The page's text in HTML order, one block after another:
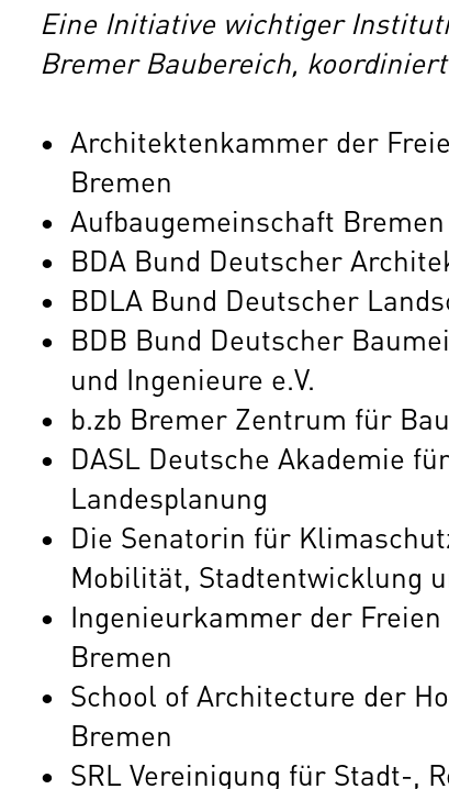
Eine Initiative wichtiger
Bremer Baubereich,
Architektenkammer der
Bremen
Aufbaugemeinschaft Bremen
BDA Bund Deutscher
BDLA Bund Deutscher
BDB Bund Deutscher
und Ingenieure e.V.
b.zb Bremer Zentrum für
DASL Deutsche Akademie
Landesplanung
Die Senatorin für
Mobilität, Stadtentwicklung
Ingenieurkammer der
Bremen
School of Architecture der
Bremen
SRL Vereinigung für Stadt-,